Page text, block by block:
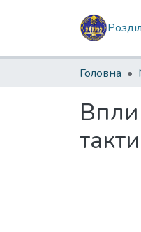
Головна